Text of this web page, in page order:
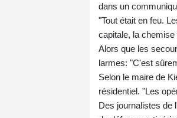
dans un
"Tout était en feu.
capitale, la
Alors que les
larmes: "C'est
Selon le maire de
résidentiel. "Les
Des journalistes de